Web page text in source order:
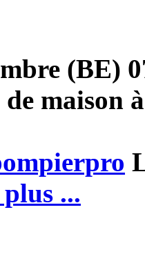
(BE)
maison
...